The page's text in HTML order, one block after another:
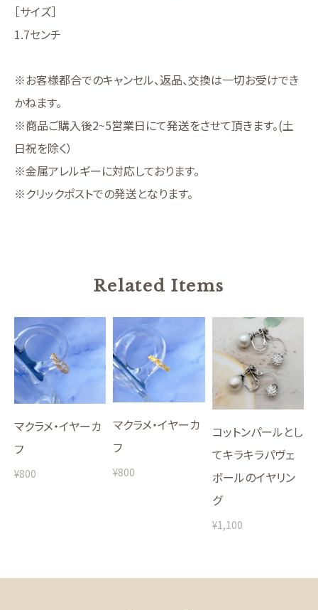
［サイズ］
1.7センチ
※お客様都合でのキャンセル、返品、交換は一切お受けでき
かねます。
※商品ご購入後2~5営業日にて発送をさせて頂きます。(土
日祝を除く）
※金属アレルギーに対応しております。
※クリックポストでの発送となります。
Related Items
マクラメ・イヤーカ
フ
¥800
マクラメ・イヤーカ
フ
¥800
コットンパールとし
てキラキラパヴェ
ボールのイヤリン
グ
¥1,100